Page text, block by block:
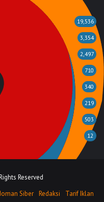
19,536
3,354
2,497
710
340
219
503
12
Reserved
Siber Redaksi Tarif Iklan